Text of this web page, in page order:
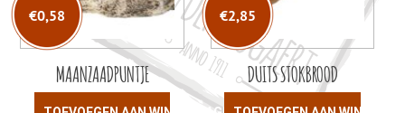
MAANZAADPUNTJE
€0,58
DUITS STOKBROOD
€2,85